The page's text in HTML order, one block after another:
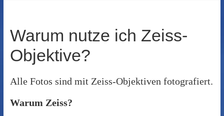
Warum nutze ich Zeiss-
Objektive?
Alle Fotos sind mit Zeiss-Objektiven fotografiert.
Warum Zeiss?